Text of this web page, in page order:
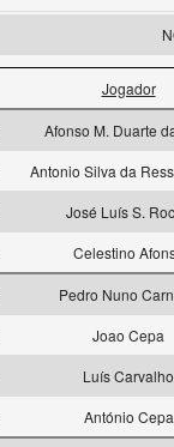
Jogador
Afonso M. Duarte
Antonio Silva da
José Luís S.
Celestino
Pedro Nuno
Joao Cepa
Luís Carvalho
António Cepa